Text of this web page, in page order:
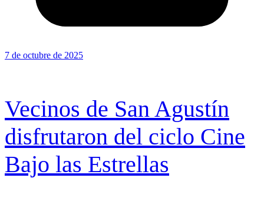
7 de octubre de 2025
Vecinos de San Agustín
disfrutaron del ciclo Cine
Bajo las Estrellas